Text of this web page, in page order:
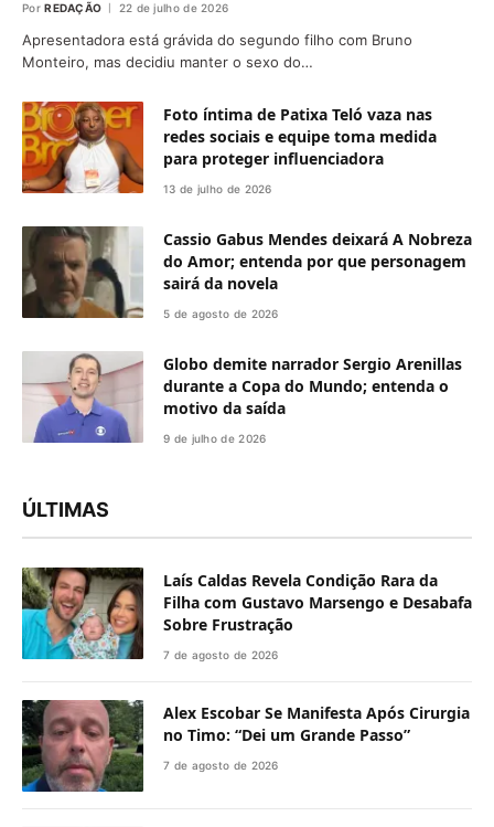
Por REDAÇÃO 22 de julho de 2026
Apresentadora está grávida do segundo filho com Bruno
Monteiro, mas decidiu manter o sexo do…
Foto íntima de Patixa Teló vaza nas
redes sociais e equipe toma medida
para proteger influenciadora
13 de julho de 2026
Cassio Gabus Mendes deixará A Nobreza
do Amor; entenda por que personagem
sairá da novela
5 de agosto de 2026
Globo demite narrador Sergio Arenillas
durante a Copa do Mundo; entenda o
motivo da saída
9 de julho de 2026
ÚLTIMAS
Laís Caldas Revela Condição Rara da
Filha com Gustavo Marsengo e Desabafa
Sobre Frustração
7 de agosto de 2026
Alex Escobar Se Manifesta Após Cirurgia
no Timo: “Dei um Grande Passo”
7 de agosto de 2026